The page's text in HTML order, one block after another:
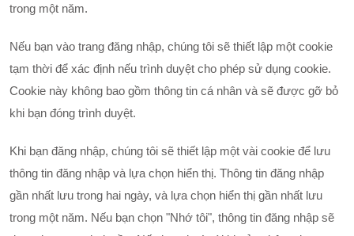
trong một năm.
Nếu bạn vào trang đăng nhập, chúng tôi sẽ thiết lập một cookie
tạm thời để xác định nếu trình duyệt cho phép sử dụng cookie.
Cookie này không bao gồm thông tin cá nhân và sẽ được gỡ bỏ
khi bạn đóng trình duyệt.
Khi bạn đăng nhập, chúng tôi sẽ thiết lập một vài cookie để lưu
thông tin đăng nhập và lựa chọn hiển thị. Thông tin đăng nhập
gần nhất lưu trong hai ngày, và lựa chọn hiển thị gần nhất lưu
trong một năm. Nếu bạn chọn "Nhớ tôi", thông tin đăng nhập sẽ